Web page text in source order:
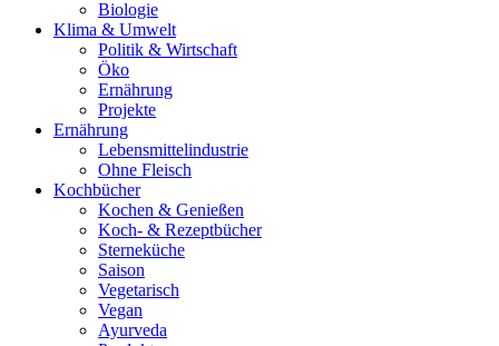
Biologie
Klima & Umwelt
Politik & Wirtschaft
Öko
Ernährung
Projekte
Ernährung
Lebensmittelindustrie
Ohne Fleisch
Kochbücher
Kochen & Genießen
Koch- & Rezeptbücher
Sterneküche
Saison
Vegetarisch
Vegan
Ayurveda